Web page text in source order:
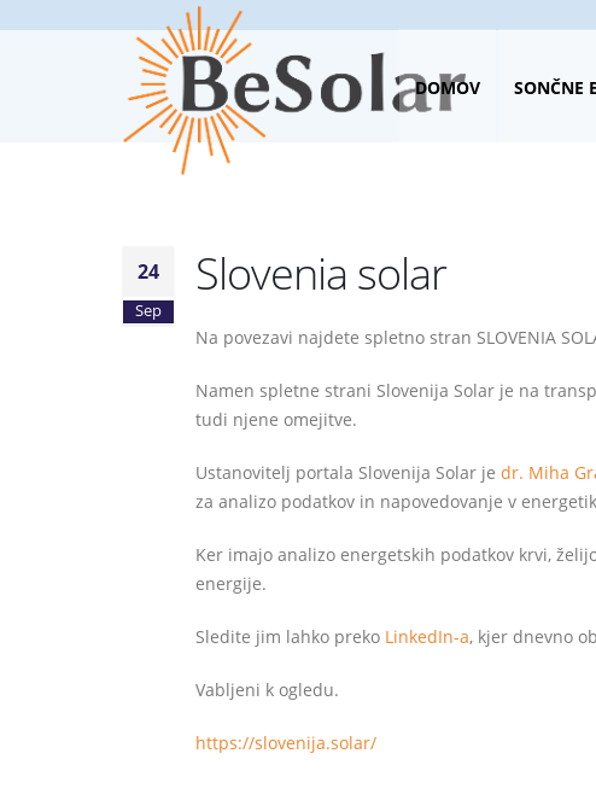
Solarne
elektrarne
DOMOV SONČNE
24
Sep
Slovenia solar
Na povezavi najdete spletno stran SLOVENIA
Namen spletne strani Slovenija Solar je na
tudi njene omejitve.
Ustanovitelj portala Slovenija Solar je dr. Miha
za analizo podatkov in napovedovanje v
Ker imajo analizo energetskih podatkov krvi,
energije.
Sledite jim lahko preko LinkedIn-a, kjer dnevno
Vabljeni k ogledu.
https://slovenija.solar/